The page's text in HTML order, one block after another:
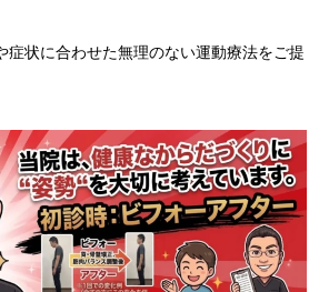
症状に合わせた無理のない運動療法をご提